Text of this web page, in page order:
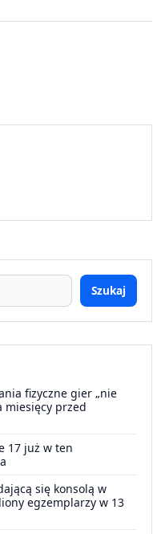
Szukaj
fizyczne gier „nie
miesięcy przed
17 już w ten
się konsolą w
egzemplarzy w 13